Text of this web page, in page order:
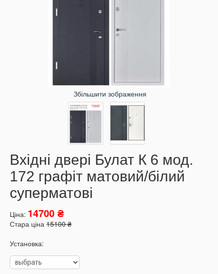
Збільшити зображення
Вхідні двері Булат К 6 мод.
172 графіт матовий/білий
суперматові
Ціна: 14700 ₴
Стара ціна 15100 ₴
Установка: